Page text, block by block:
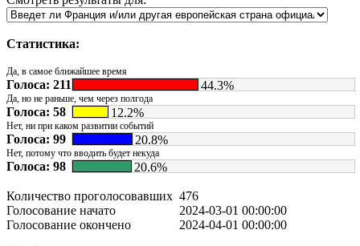
Статистика:
Да, в самое ближайшее время
Голоса: 211 44.3%
Да, но не раньше, чем через полгода
Голоса: 58 12.2%
Нет, ни при каком развитии событий
Голоса: 99 20.8%
Нет, потому что вводить будет некуда
Голоса: 98 20.6%
Количество проголосовавших 476
Голосование начато
2024-03-01 00:00:00
Голосование окончено
2024-04-01 00:00:00